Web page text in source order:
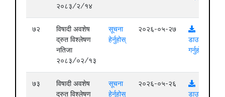
२०८३/२/१४
७२
विषादी अवशेष
द्रुत विश्लेषण
नतिजा
२०८३/०२/१३
सूचना
हेर्नुहोस्
२०२६-०५-२७
डाउनलोड
गर्नुहोस्
७३
विषादी अवशेष
द्रुत विश्लेषण
सूचना
हेर्नुहोस्
२०२६-०५-२६
डाउनलोड